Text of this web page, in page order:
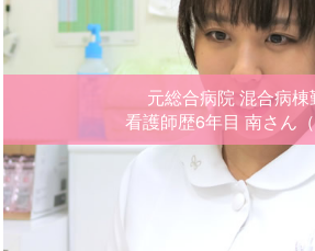
元総合病院 混合病棟
看護師歴6年目 南さん（